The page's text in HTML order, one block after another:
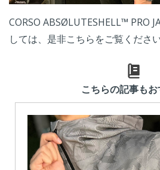
CORSO ABSØLUTESHELL™ PRO
しては、是非こちらをご覧ください
こちらの記事も